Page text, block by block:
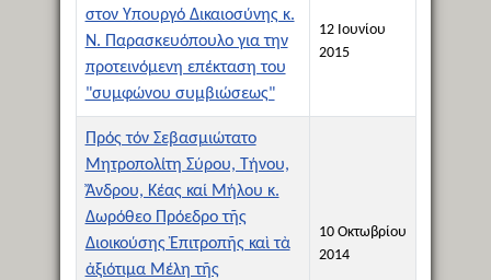
στον Υπουργό Δικαιοσύνης κ.
Ν. Παρασκευόπουλο για την
προτεινόμενη επέκταση του
"συμφώνου συμβιώσεως"
12 Ιουνίου
2015
Πρός τόν Σεβασμιώτατο
Μητροπολίτη Σύρου, Τήνου,
Ἄνδρου, Κέας καί Μήλου κ.
Δωρόθεο Πρόεδρο τῆς
Διοικούσης Ἐπιτροπῆς καὶ τὰ
ἀξιότιμα Μέλη τῆς
10 Οκτωβρίου
2014